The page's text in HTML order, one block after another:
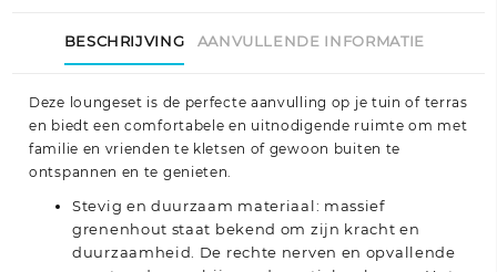
BESCHRIJVING AANVULLENDE INFORMATIE
Deze loungeset is de perfecte aanvulling op je tuin of terras
en biedt een comfortabele en uitnodigende ruimte om met
familie en vrienden te kletsen of gewoon buiten te
ontspannen en te genieten.
Stevig en duurzaam materiaal: massief
grenenhout staat bekend om zijn kracht en
duurzaamheid. De rechte nerven en opvallende